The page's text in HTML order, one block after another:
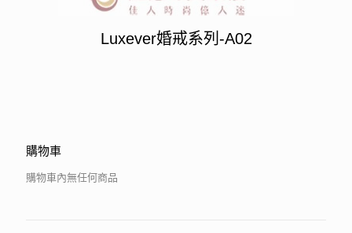
Luxever婚戒系列-A02
購物車
購物車內無任何商品